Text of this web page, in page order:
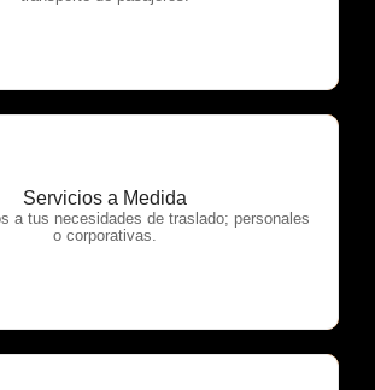
Servicios a Medida
a tus necesidades de traslado; personales
o corporativas.
OTP Servicios